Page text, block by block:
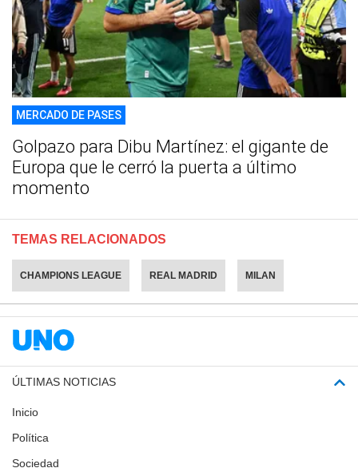
MERCADO DE PASES
Golpazo para Dibu Martínez: el gigante de
Europa que le cerró la puerta a último
momento
TEMAS RELACIONADOS
CHAMPIONS LEAGUE REAL MADRID MILAN
ÚLTIMAS NOTICIAS
Inicio
Política
Sociedad